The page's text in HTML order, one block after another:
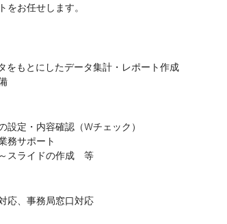
をお任せします。
をもとにしたデータ集計・レポート作成
設定・内容確認（Wチェック）
務サポート
スライドの作成 等
応、事務局窓口対応